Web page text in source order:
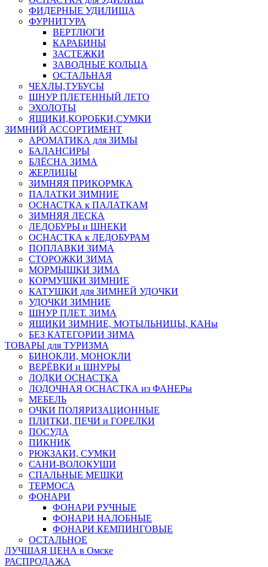
ФИДЕРНЫЕ УДИЛИЩА
ФУРНИТУРА
ВЕРТЛЮГИ
КАРАБИНЫ
ЗАСТЕЖКИ
ЗАВОДНЫЕ КОЛЬЦА
ОСТАЛЬНАЯ
ЧЕХЛЫ,ТУБУСЫ
ШНУР ПЛЕТЕННЫЙ ЛЕТО
ЭХОЛОТЫ
ЯЩИКИ,КОРОБКИ,СУМКИ
ЗИМНИЙ АССОРТИМЕНТ
АРОМАТИКА для ЗИМЫ
БАЛАНСИРЫ
БЛЁСНА ЗИМА
ЖЕРЛИЦЫ
ЗИМНЯЯ ПРИКОРМКА
ПАЛАТКИ ЗИМНИЕ
ОСНАСТКА к ПАЛАТКАМ
ЗИМНЯЯ ЛЕСКА
ЛЕДОБУРЫ и ШНЕКИ
ОСНАСТКА к ЛЕДОБУРАМ
ПОПЛАВКИ ЗИМА
СТОРОЖКИ ЗИМА
МОРМЫШКИ ЗИМА
КОРМУШКИ ЗИМНИЕ
КАТУШКИ для ЗИМНЕЙ УДОЧКИ
УДОЧКИ ЗИМНИЕ
ШНУР ПЛЕТ. ЗИМА
ЯЩИКИ ЗИМНИЕ, МОТЫЛЬНИЦЫ, КАНы
БЕЗ КАТЕГОРИИ ЗИМА
ТОВАРЫ для ТУРИЗМА
БИНОКЛИ, МОНОКЛИ
ВЕРЁВКИ и ШНУРЫ
ЛОДКИ ОСНАСТКА
ЛОДОЧНАЯ ОСНАСТКА из ФАНЕРы
МЕБЕЛЬ
ОЧКИ ПОЛЯРИЗАЦИОННЫЕ
ПЛИТКИ, ПЕЧИ и ГОРЕЛКИ
ПОСУДА
ПИКНИК
РЮКЗАКИ, СУМКИ
САНИ-ВОЛОКУШИ
СПАЛЬНЫЕ МЕШКИ
ТЕРМОСА
ФОНАРИ
ФОНАРИ РУЧНЫЕ
ФОНАРИ НАЛОБНЫЕ
ФОНАРИ КЕМПИНГОВЫЕ
ОСТАЛЬНОЕ
ЛУЧШАЯ ЦЕНА в Омске
РАСПРОДАЖА